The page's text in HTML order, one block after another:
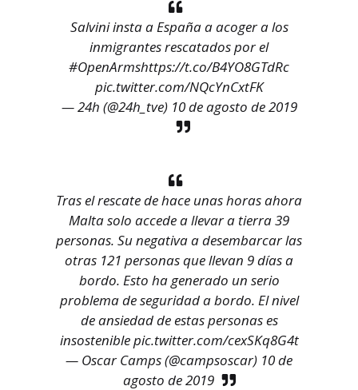
Salvini insta a España a acoger a los
inmigrantes rescatados por el
#OpenArmshttps://t.co/B4YO8GTdRc
pic.twitter.com/NQcYnCxtFK
— 24h (@24h_tve) 10 de agosto de 2019
Tras el rescate de hace unas horas ahora
Malta solo accede a llevar a tierra 39
personas. Su negativa a desembarcar las
otras 121 personas que llevan 9 días a
bordo. Esto ha generado un serio
problema de seguridad a bordo. El nivel
de ansiedad de estas personas es
insosteniblepic.twitter.com/cexSKq8G4t
— Oscar Camps (@campsoscar) 10 de
agosto de 2019